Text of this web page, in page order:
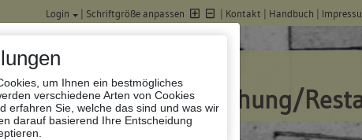
um Ihnen ein bestmögliches
verschiedene Arten von Cookies
erfahren Sie, welche das sind und was wir
darauf basierend Ihre Entscheidung
Login | Schriftgröße anpassen | Kontakt | Handbuch |
Datenbank Bauforschung/